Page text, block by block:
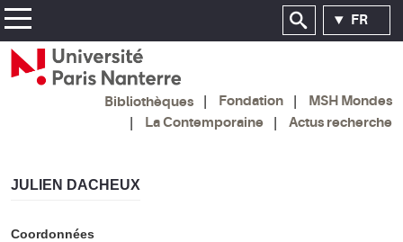
FR
Bibliothèques Fondation
MSH Mondes
La Contemporaine
Actus recherche
JULIEN DACHEUX
Coordonnées